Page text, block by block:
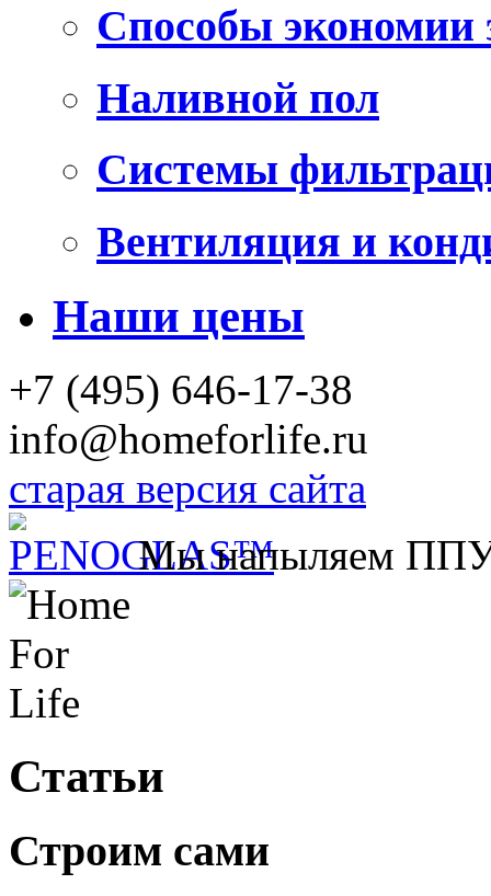
Способы экономии
Наливной пол
Системы
Вентиляция и
Наши цены
+7 (495) 646-17-38
info@homeforlife.ru
старая версия сайта
Мы напыляем
Статьи
Строим сами